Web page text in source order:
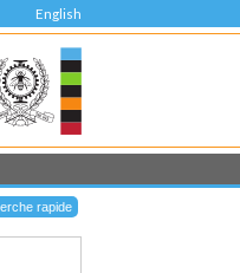
English